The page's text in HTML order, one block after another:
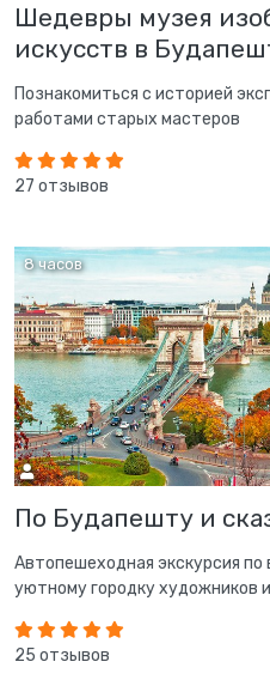
Шедевры музея
искусств в
Познакомиться с историей
работами старых мастеров
27 отзывов
8 часов
По Будапешту и
Автопешеходная экскурсия по
уютному городку художников
25 отзывов